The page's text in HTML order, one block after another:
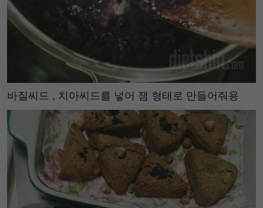
바질씨드 , 치아씨드를 넣어 잼 형태로 만들어줘용